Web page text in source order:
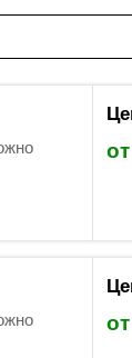
от
от